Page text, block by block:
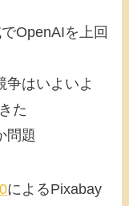
OpenAIを上回
争はいよいよ
た
問題
によるPixabay